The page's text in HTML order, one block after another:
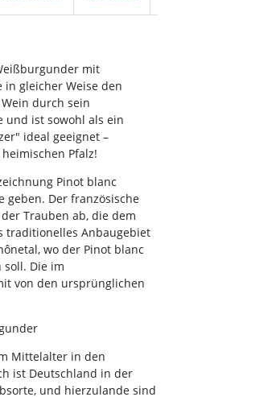
mit
gleicher Weise den
durch sein
und ist sowohl als ein
ideal geeignet –
Pfalz!
Pinot blanc
geben. Der französische
Trauben ab, die dem
traditionelles Anbaugebiet
wo der Pinot blanc
Die im
von den ursprünglichen
Mittelalter in den
ist Deutschland in der
und hierzulande sind